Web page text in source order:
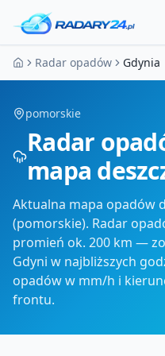
Strona główna
Radar opadów Gdynia
pomorskie
Radar
mapa
Aktualna mapa opadów
(pomorskie). Radar
promień ok. 200 km —
Gdyni w najbliższych
opadów w mm/h i
frontu.